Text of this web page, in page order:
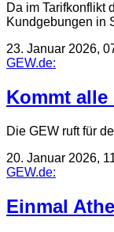
Da im Tarifkonflikt
Kundgebungen in
23. Januar 2026,
GEW.de:
Kommt
Die GEW ruft für
20. Januar 2026,
GEW.de:
Einmal